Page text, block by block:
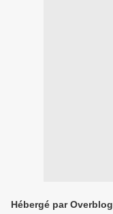
Hébergé par Overblog